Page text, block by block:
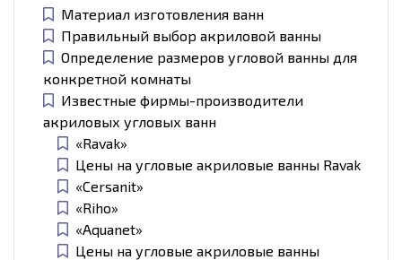
Материал изготовления ванн
Правильный выбор акриловой ванны
Определение размеров угловой ванны для
конкретной комнаты
Известные фирмы-производители
акриловых угловых ванн
«Ravak»
Цены на угловые акриловые ванны Ravak
«Сersanit»
«Riho»
«Aquanet»
Цены на угловые акриловые ванны